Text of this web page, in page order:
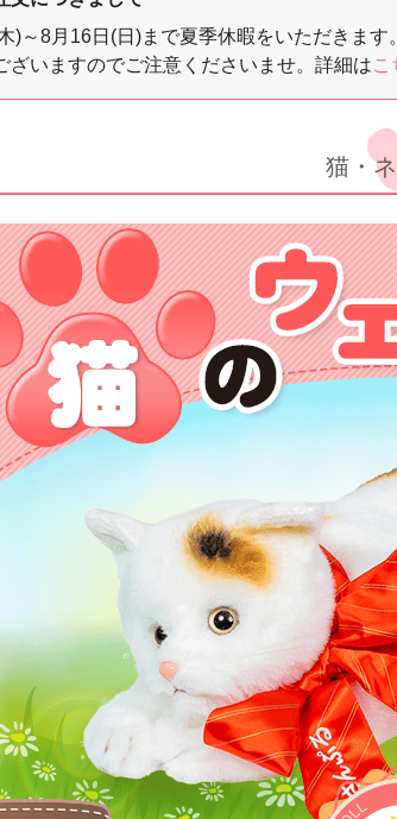
)～8月16日(日)まで夏季休暇をいただきま
ざいますのでご注意くださいませ。詳細はこ
猫・